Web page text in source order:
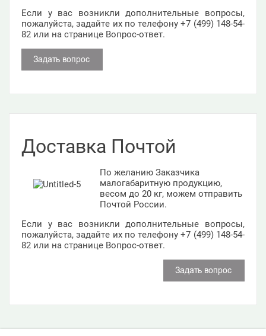
Если у вас возникли дополнительные вопросы,
пожалуйста, задайте их по телефону +7 (499) 148-54-
82 или на странице Вопрос-ответ.
Доставка Почтой
По желанию Заказчика
малогабаритную продукцию,
весом до 20 кг, можем отправить
Почтой России.
Если у вас возникли дополнительные вопросы,
пожалуйста, задайте их по телефону +7 (499) 148-54-
82 или на странице Вопрос-ответ.